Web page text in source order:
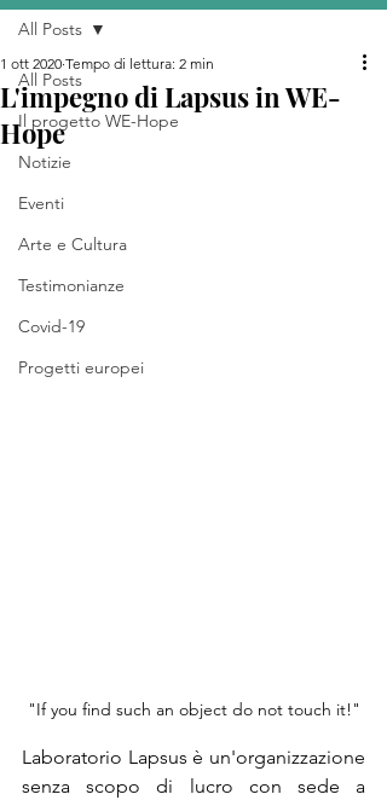
All Posts
Il progetto WE-Hope
Notizie
Eventi
Arte e Cultura
Testimonianze
Covid-19
Progetti europei
All Posts
L'impegno di Lapsus in WE-
Hope
1 ott 2020 Tempo di lettura: 2 min
"If you find such an object do not touch it!"
Laboratorio Lapsus è un'organizzazione
senza scopo di lucro con sede a